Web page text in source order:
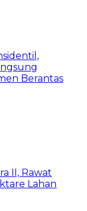
Berantas
II, Rawat
Lahan